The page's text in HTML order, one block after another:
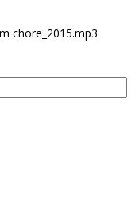
chore_2015.mp3